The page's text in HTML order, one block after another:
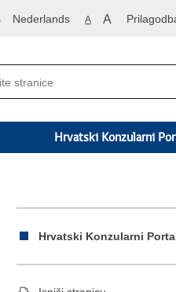
Nederlands A A
Hrvatski Konzularni
Hrvatski Konzularni